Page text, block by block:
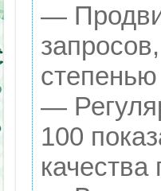
—
—
100
качества